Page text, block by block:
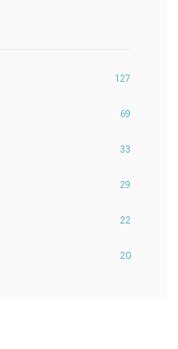
127
69
33
29
22
20